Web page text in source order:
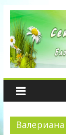
Валериана